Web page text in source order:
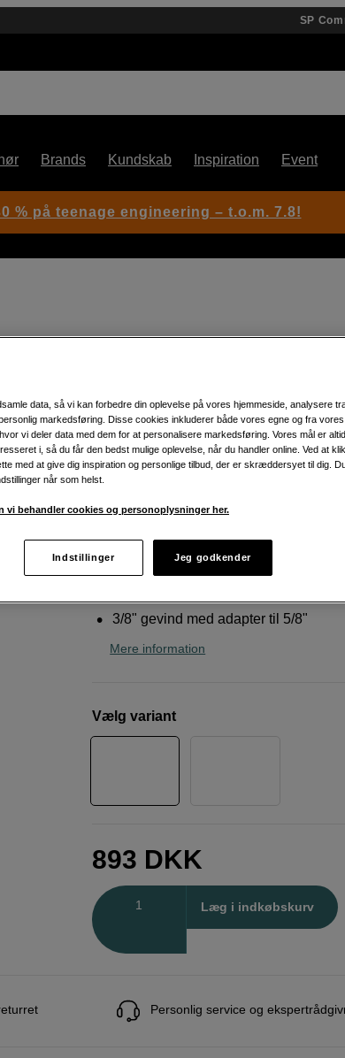
SP
Brands Kundskab Inspiration Event
Røde PSA1+ Professional Studio Arm
ophængning
København: Vis lagersaldo
Udvidet rækkevidde og 360° rotation
3/8" gevind med adapter til 5/8"
Mere information
Vælg variant
893 DKK
Læg i indkøbskurv
Personlig service og
% på teenage engineering – t.o.m. 7.8!
data, så vi kan forbedre din oplevelse på vores hjemmeside, analysere
markedsføring. Disse cookies inkluderer både vores egne og fra
vi deler data med dem for at personalisere markedsføring. Vores mål er
i, så du får den bedst mulige oplevelse, når du handler online. Ved at
med at give dig inspiration og personlige tilbud, der er skræddersyet til dig.
når som helst.
vi behandler cookies og personoplysninger her.
Indstillinger Jeg godkender